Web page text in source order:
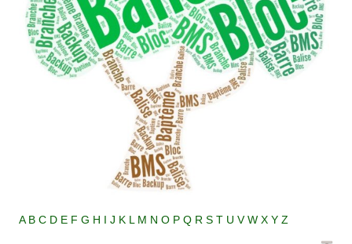
A B C D E F G H J K M N O P Q R S T U V W X Y Z